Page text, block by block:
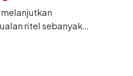
melanjutkan
ritel sebanyak
13,6%
11.220 unit,